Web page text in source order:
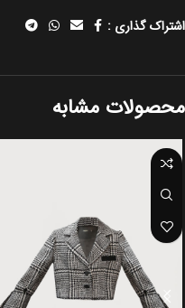
اشتراک گذاری :
محصولات مشابه